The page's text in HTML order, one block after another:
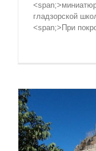
гладзорской
<span;>При